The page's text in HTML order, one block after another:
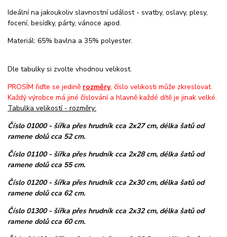
Ideální na jakoukoliv slavnostní událost - svatby, oslavy, plesy,
focení, besídky, párty, vánoce apod.
Materiál: 65% bavlna a 35% polyester.
Dle tabulky si zvolte vhodnou velikost.
PROSÍM řiďte se jedině rozměry, číslo velikosti může zkreslovat.
Každý výrobce má jiné číslování a hlavně každé dítě je jinak velké.
Tabulka velikostí - rozměry:
Číslo 01000 - šířka přes hrudník cca 2x27 cm, délka šatů od
ramene dolů cca 52 cm.
Číslo 01100 - šířka přes hrudník cca 2x28 cm, délka šatů od
ramene dolů cca 55 cm.
Číslo 01200 - šířka přes hrudník cca 2x30 cm, délka šatů od
ramene dolů cca 62 cm.
Číslo 01300 - šířka přes hrudník cca 2x32 cm, délka šatů od
ramene dolů cca 60 cm.